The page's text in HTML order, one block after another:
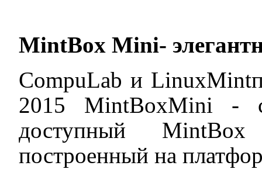
MintBox Mini-
CompuLab и
2015 MintBoxMini -
доступный
построенный на